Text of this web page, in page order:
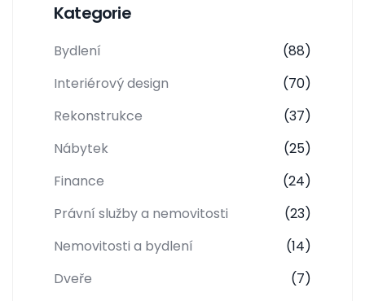
Kategorie
Bydlení
(88)
Interiérový design
(70)
Rekonstrukce
(37)
Nábytek
(25)
Finance
(24)
Právní služby a nemovitosti
(23)
Nemovitosti a bydlení
(14)
Dveře
(7)